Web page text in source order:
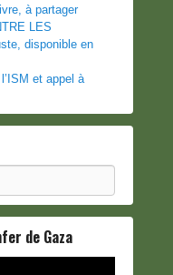
à partager
LES
disponible en
et appel à
de Gaza